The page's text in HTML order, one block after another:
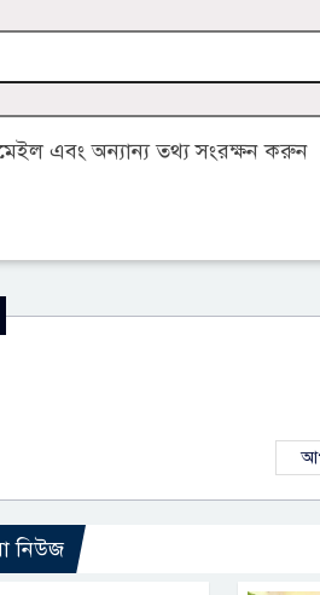
এবং অন্যান্য তথ্য সংরক্ষন করুন
নিউজ